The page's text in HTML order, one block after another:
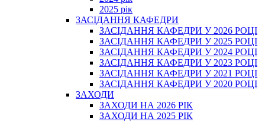
2025 рік
ЗАСІДАННЯ КАФЕДРИ
ЗАСІДАННЯ КАФЕДРИ У 2026 РОЦІ
ЗАСІДАННЯ КАФЕДРИ У 2025 РОЦІ
ЗАСІДАННЯ КАФЕДРИ У 2024 РОЦІ
ЗАСІДАННЯ КАФЕДРИ У 2023 РОЦІ
ЗАСІДАННЯ КАФЕДРИ У 2021 РОЦІ
ЗАСІДАННЯ КАФЕДРИ У 2020 РОЦІ
ЗАХОДИ
ЗАХОДИ НА 2026 РІК
ЗАХОДИ НА 2025 РІК